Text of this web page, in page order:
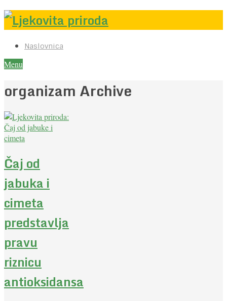
Naslovnica
Menu
organizam Archive
Čaj od
jabuka i
cimeta
predstavlja
pravu
riznicu
antioksidansa